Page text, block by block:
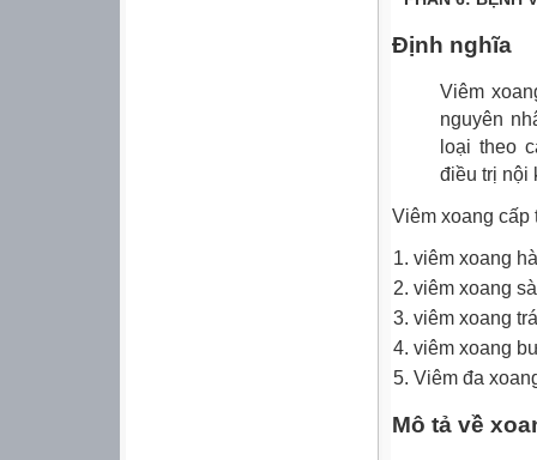
Định nghĩa
Viêm
nguyên
loại theo
điều trị nội
Viêm xoang
viêm xoang
viêm xoang
viêm xoang
viêm xoang
Viêm đa
Mô tả về